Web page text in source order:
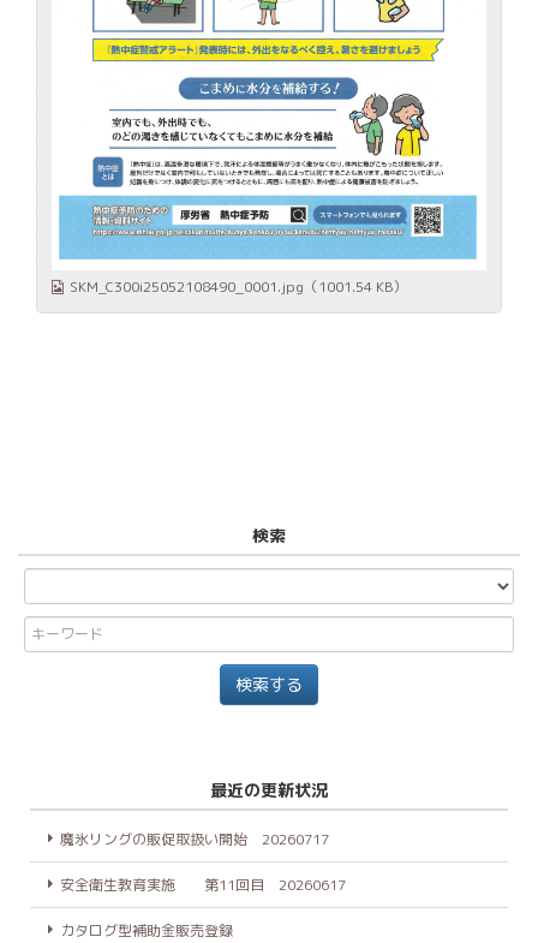
SKM_C300i25052108490_0001.jpg （1001.54 KB）
検索
最近の更新状況
魔氷リングの販促取扱い開始 20260717
安全衛生教育実施 第11回目 20260617
カタログ型補助金販売登録